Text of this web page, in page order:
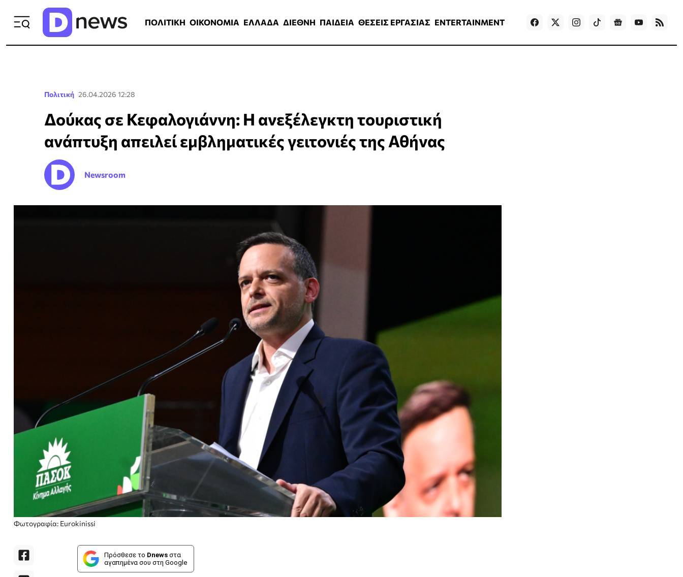
ΠΟΛΙΤΙΚΗ ΟΙΚΟΝΟΜΙΑ ΕΛΛΑΔΑ ΔΙΕΘΝΗ ΠΑΙΔΕΙΑ ΘΕΣΕΙΣ ΕΡΓΑΣΙΑΣ ENTERTAINMENT Games
Πολιτική 26.04.2026 12:28
Δούκας σε Κεφαλογιάννη: Η ανεξέλεγκτη τουριστική
ανάπτυξη απειλεί εμβληματικές γειτονιές της Αθήνας
Newsroom
Φωτογραφία: Eurokinissi
Πρόσθεσε το Dnews στα
αγαπημένα σου στη Google